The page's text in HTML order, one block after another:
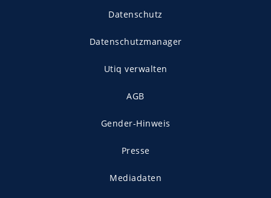
Datenschutz
Datenschutzmanager
Utiq verwalten
AGB
Gender-Hinweis
Presse
Mediadaten